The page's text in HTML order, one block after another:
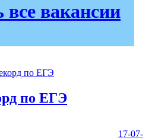
все вакансии
по ЕГЭ
17-07-